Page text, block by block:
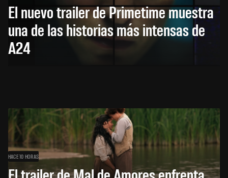
El nuevo trailer de Primetime muestra
una de las historias más intensas de
A24
HACE 10 HORAS